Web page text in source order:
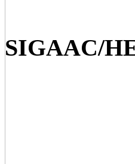
SIGAAC/